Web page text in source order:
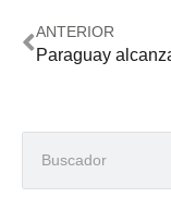
ANTERIOR